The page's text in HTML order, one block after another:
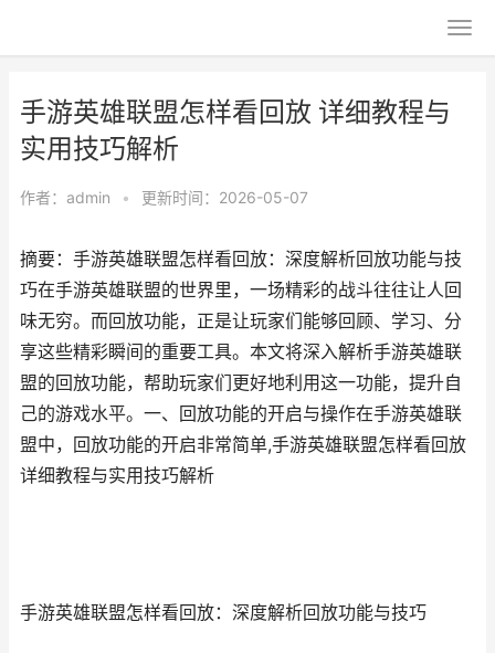
手游英雄联盟怎样看回放 详细教程与
实用技巧解析
作者： admin • 更新时间：2026-05-07
摘要：手游英雄联盟怎样看回放：深度解析回放功能与技
巧在手游英雄联盟的世界里，一场精彩的战斗往往让人回
味无穷。而回放功能，正是让玩家们能够回顾、学习、分
享这些精彩瞬间的重要工具。本文将深入解析手游英雄联
盟的回放功能，帮助玩家们更好地利用这一功能，提升自
己的游戏水平。一、回放功能的开启与操作在手游英雄联
盟中，回放功能的开启非常简单,手游英雄联盟怎样看回放
详细教程与实用技巧解析
手游英雄联盟怎样看回放：深度解析回放功能与技巧